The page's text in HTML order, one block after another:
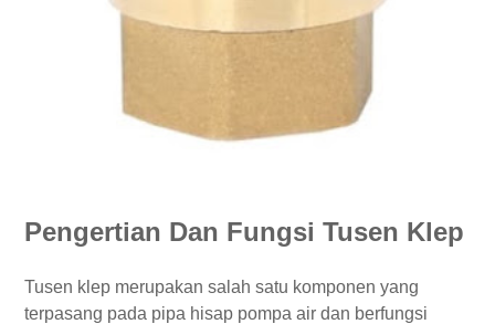
Pengertian Dan Fungsi Tusen Klep
Tusen klep merupakan salah satu komponen yang
terpasang pada pipa hisap pompa air dan berfungsi